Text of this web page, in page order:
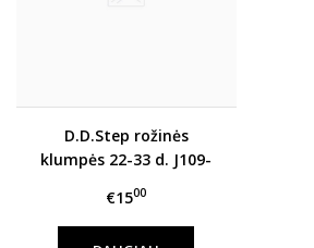
D.D.Step rožinės
klumpės 22-33 d. J109-
€1500